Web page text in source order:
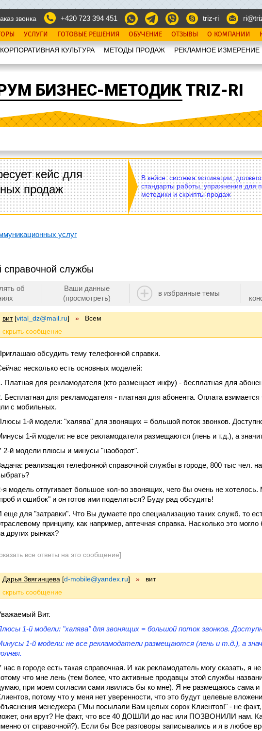
звонка +420 723 394 451 triz-ri
УСЛУГИ ГОТОВЫЕ РЕШЕНИЯ ОБУЧЕНИЕ ОТЗЫВЫ О КОМПАНИИ
КОРПОРАТИВНАЯ КУЛЬТУРА МЕТОДЫ ПРОДАЖ РЕКЛАМНОЕ ИЗМЕРЕНИЕ
БИЗНЕС-МЕТОДИК TRIZ-RI
кейс для
продаж
В кейсе: система мотивации,
стандарты работы, упражнения для
методики и скрипты продаж
услуг
службы
об
Ваши данные
(просмотреть)
в избранные темы
вит [vital_dz@mail.ru] » Всем
обсудить тему телефонной справки.
несколько есть основных моделей:
Платная для рекламодателя (кто размещает инфу) - бесплатная для
Бесплатная для рекламодателя - платная для абонента. Оплата
с мобильных.
1-й модели: "халява" для звонящих = большой поток звонков.
1-й модели: не все рекламодатели размещаются (лень и т.д.), а
2-й модели плюсы и минусы "наоборот".
реализация телефонной справочной службы в городе, 800 тыс чел.
я модель отпугивает большое кол-во звонящих, чего бы очень не хотелось.
и ошибок" и он готов ими поделиться? Буду рад обсудить!
еще для "затравки". Что Вы думаете про специализацию таких служб, то
принципу, как например, аптечная справка. Насколько это
других рынках?
все ответы на это сообщение]
Дарья Звягинцева [d-mobile@yandex.ru] » вит
Вит.
1-й модели: "халява" для звонящих = большой поток звонков.
1-й модели: не все рекламодатели размещаются (лень и т.д.), а
нас в городе есть такая справочная. И как рекламодатель могу сказать, я
что мне лень (тем более, что активные продавцы этой службы
при моем согласии сами явились бы ко мне). Я не размещаюсь сама
потому что у меня нет уверенности, что это будут целевые
менеджера ("Мы посылали Вам целых сорок Клиентов!" - не
они врут? Не факт, что все 40 ДОШЛИ до нас или ПОЗВОНИЛИ нам.
от справочной?). Если бы Все разговоры записывались и я в любое